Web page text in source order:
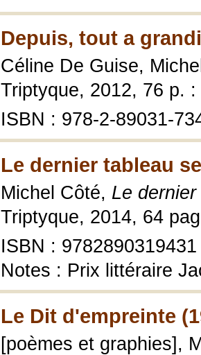
Depuis, tout a
Céline De Guise,
Triptyque, 2012, 76 p.
ISBN : 978-2-89031-
Le dernier tableau
Michel Côté, Le
Triptyque, 2014, 64
ISBN : 9782890319431
Notes : Prix littéraire
Le Dit d'empreinte
[poèmes et graphies],